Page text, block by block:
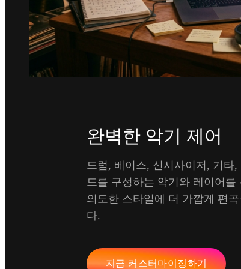
완벽한 악기 제어
드럼, 베이스, 신시사이저, 기타
드를 구성하는 악기와 레이어를
의도한 스타일에 더 가깝게 편
다.
지금 커스터마이징하기